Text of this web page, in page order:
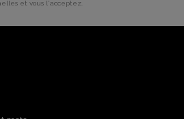
et vous l'acceptez.